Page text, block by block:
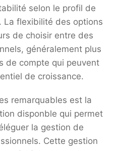
selon le profil de
La flexibilité des options
de choisir entre des
généralement plus
de compte qui peuvent
de croissance.
remarquables est la
disponble qui permet
la gestion de
Cette gestion